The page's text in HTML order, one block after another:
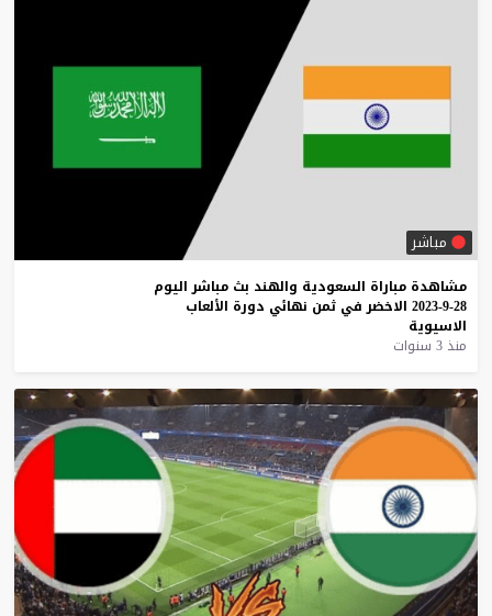
مباشر
مشاهدة مباراة السعودية والهند بث مباشر اليوم
28-9-2023
الاخضر في ثمن نهائي دورة الألعاب
الاسيوية
منذ 3 سنوات